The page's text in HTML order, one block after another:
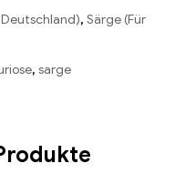
Deutschland), Särge (Für
, sarge